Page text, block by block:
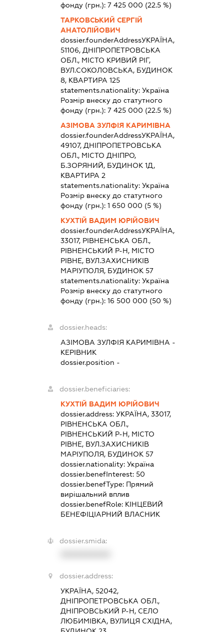
фонду (грн.): 7 425 000 (22.5 %)
ТАРКОВСЬКИЙ СЕРГІЙ
АНАТОЛІЙОВИЧ
dossier.founderAddressУКРАЇНА,
51106, ДНІПРОПЕТРОВСЬКА
ОБЛ., МІСТО КРИВИЙ РІГ,
ВУЛ.СОКОЛОВСЬКА, БУДИНОК
8, КВАРТИРА 125
statements.nationality: Україна
Розмір внеску до статутного
фонду (грн.): 7 425 000 (22.5 %)
АЗІМОВА ЗУЛФІЯ КАРИМІВНА
dossier.founderAddressУКРАЇНА,
49107, ДНІПРОПЕТРОВСЬКА
ОБЛ., МІСТО ДНІПРО,
Б.ЗОРЯНИЙ, БУДИНОК 1Д,
КВАРТИРА 2
statements.nationality: Україна
Розмір внеску до статутного
фонду (грн.): 1 650 000 (5 %)
КУХТІЙ ВАДИМ ЮРІЙОВИЧ
dossier.founderAddressУКРАЇНА,
33017, РІВНЕНСЬКА ОБЛ.,
РІВНЕНСЬКИЙ Р-Н, МІСТО
РІВНЕ, ВУЛ.ЗАХИСНИКІВ
МАРІУПОЛЯ, БУДИНОК 57
statements.nationality: Україна
Розмір внеску до статутного
фонду (грн.): 16 500 000 (50 %)
dossier.heads:
АЗІМОВА ЗУЛФІЯ КАРИМІВНА -
КЕРІВНИК
dossier.position -
dossier.beneficiaries:
КУХТІЙ ВАДИМ ЮРІЙОВИЧ
dossier.address: УКРАЇНА, 33017,
РІВНЕНСЬКА ОБЛ.,
РІВНЕНСЬКИЙ Р-Н, МІСТО
РІВНЕ, ВУЛ.ЗАХИСНИКІВ
МАРІУПОЛЯ, БУДИНОК 57
dossier.nationality: Україна
dossier.benefInterest: 50
dossier.benefType: Прямий
вирішальний вплив
dossier.benefRole: КІНЦЕВИЙ
БЕНЕФІЦІАРНИЙ ВЛАСНИК
dossier.smida:
dossier.address:
УКРАЇНА, 52042,
ДНІПРОПЕТРОВСЬКА ОБЛ.,
ДНІПРОВСЬКИЙ Р-Н, СЕЛО
ЛЮБИМІВКА, ВУЛИЦЯ СХІДНА,